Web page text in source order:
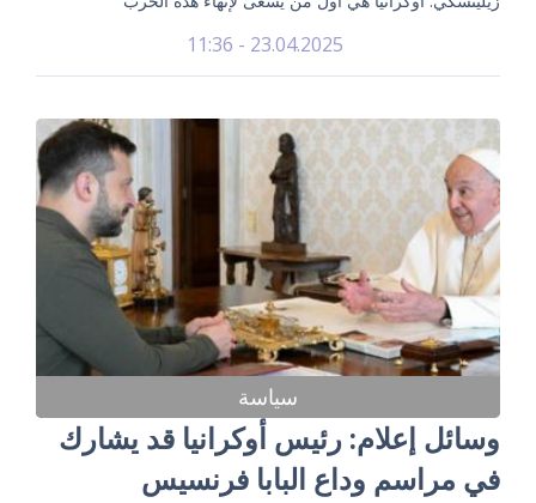
23.04.2025 - 11:36
سياسة
وسائل إعلام: رئيس أوكرانيا قد يشارك
في مراسم وداع البابا فرنسيس